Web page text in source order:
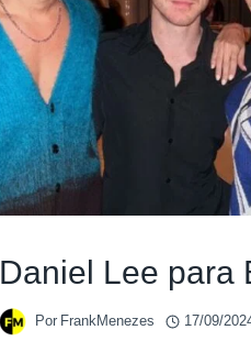
Daniel Lee para
Por FrankMenezes 17/09/